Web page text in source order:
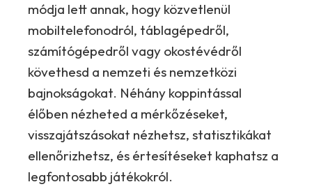
módja lett annak, hogy közvetlenül
mobiltelefonodról, táblagépedről,
számítógépedről vagy okostévédről
követhesd a nemzeti és nemzetközi
bajnokságokat. Néhány koppintással
élőben nézheted a mérkőzéseket,
visszajátszásokat nézhetsz, statisztikákat
ellenőrizhetsz, és értesítéseket kaphatsz a
legfontosabb játékokról.